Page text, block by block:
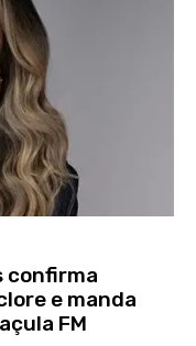
confirma
e manda
FM